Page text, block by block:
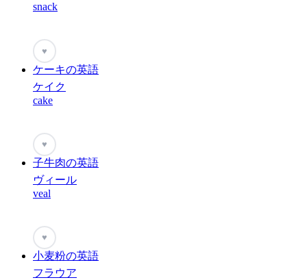
snack
♥
ケーキの英語
ケイク
cake
♥
子牛肉の英語
ヴィール
veal
♥
小麦粉の英語
フラウア